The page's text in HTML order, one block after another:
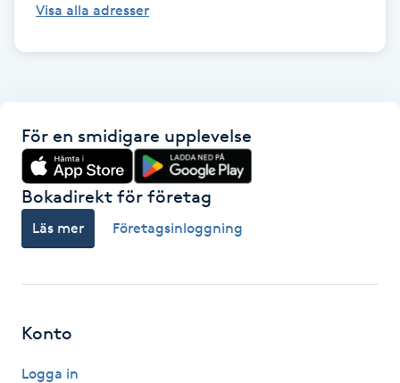
Klippning
Klippning ungdom
Koppningsmassage
Kosmetisk tatuering
Visa alla adresser
För en smidigare upplevelse
Bokadirekt för företag
Läs mer Företagsinloggning
Konto
Logga in